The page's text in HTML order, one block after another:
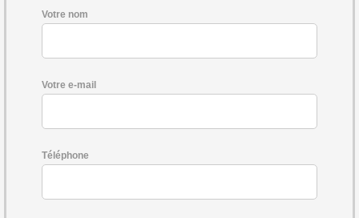
Votre nom
Votre e-mail
Téléphone